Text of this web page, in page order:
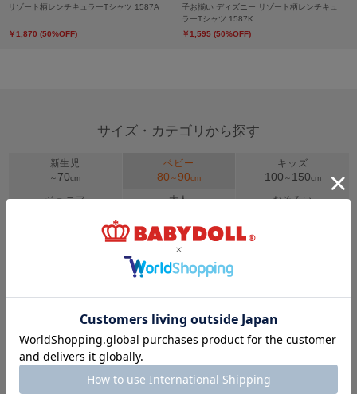
リゾート柄レンチキュラーTシャツ 1587A
￥1,870 (50%OFF)
子お揃い ディズニー リゾート柄レンチキュ
ラーTシャツ 1587K
￥1,595 (50%OFF)
サイズ・カテゴリから探す
新生児
～ 70cm
ベビー
80 ～90cm
キッズ
100 ～ 150cm
ジュニア 大人 おそろい